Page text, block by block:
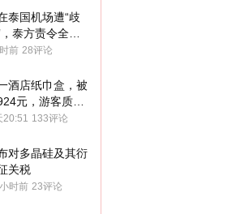
泰国机场遭“歧
泰方责令全面
任人采取最严厉
前 28评论
酒店纸巾盒，被
元，游客质疑
品超高标价，市
20:51 133评论
对多晶硅及其衍
关税
时前 23评论